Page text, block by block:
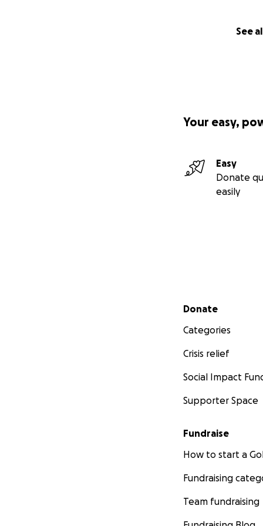
See
Your easy,
Easy
Donate
easily
Secondary menu
Donate
Categories
Crisis relief
Social Impact
Supporter Space
Fundraise
How to start a
Fundraising
Team fundraising